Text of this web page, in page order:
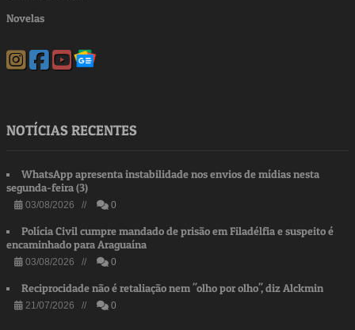
Novelas
NOTÍCIAS RECENTES
WhatsApp apresenta instabilidade nos envios de mídias nesta
segunda-feira (3)
03/08/2026 // 0
Polícia Civil cumpre mandado de prisão em Filadélfia e suspeito é
encaminhado para Araguaína
03/08/2026 // 0
Reciprocidade não é retaliação nem "olho por olho", diz Alckmin
21/07/2026 // 0